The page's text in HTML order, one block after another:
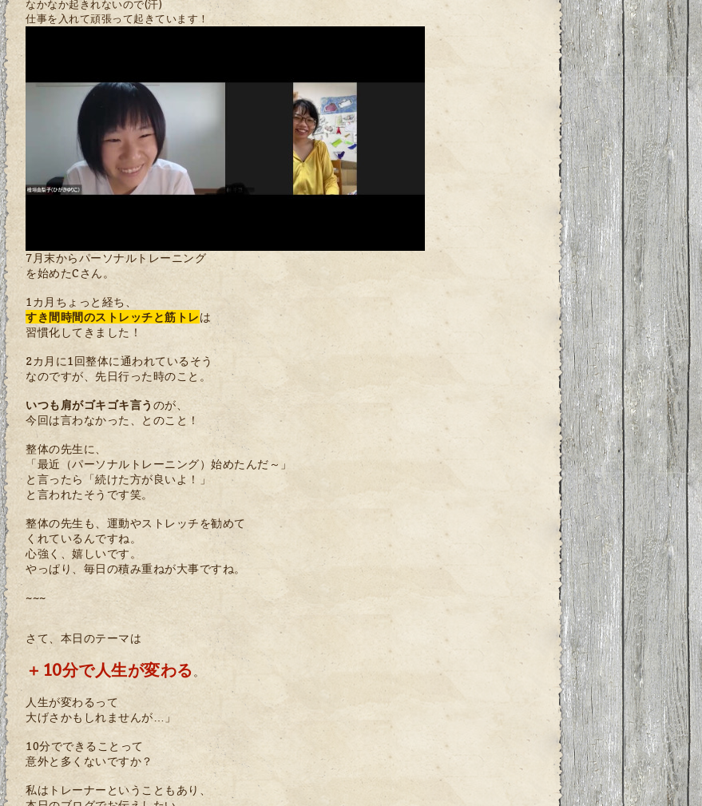
なかなか起きれないので(汗)
仕事を入れて頑張って起きています！
7月末からパーソナルトレーニング
を始めたCさん。
1カ月ちょっと経ち、
すき間時間のストレッチと筋トレは
習慣化してきました！
2カ月に1回整体に通われているそう
なのですが、先日行った時のこと。
いつも肩がゴキゴキ言う のが、
今回は言わなかった、とのこと！
整体の先生に、
「最近（パーソナルトレーニング）始めたんだ～」
と言ったら「続けた方が良いよ！」
と言われたそうです笑。
整体の先生も、運動やストレッチを勧めて
くれているんですね。
心強く、嬉しいです。
やっぱり、毎日の積み重ねが大事ですね。
~~~
さて、本日のテーマは
＋10分で人生が変わる 。
人生が変わるって
大げさかもしれませんが…」
10分でできることって
意外と多くないですか？
私はトレーナーということもあり、